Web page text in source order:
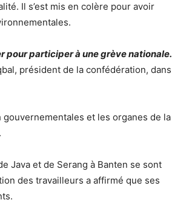
Il s’est mis en colère pour avoir
pour participer à une grève nationale.
président de la confédération, dans
et les organes de la
Java et de Serang à Banten se sont
des travailleurs a affirmé que ses